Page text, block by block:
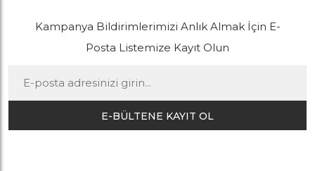
Kampanya Bildirimlerimizi Anlık Almak İçin E-
Posta Listemize Kayıt Olun
E-BÜLTENE KAYIT OL